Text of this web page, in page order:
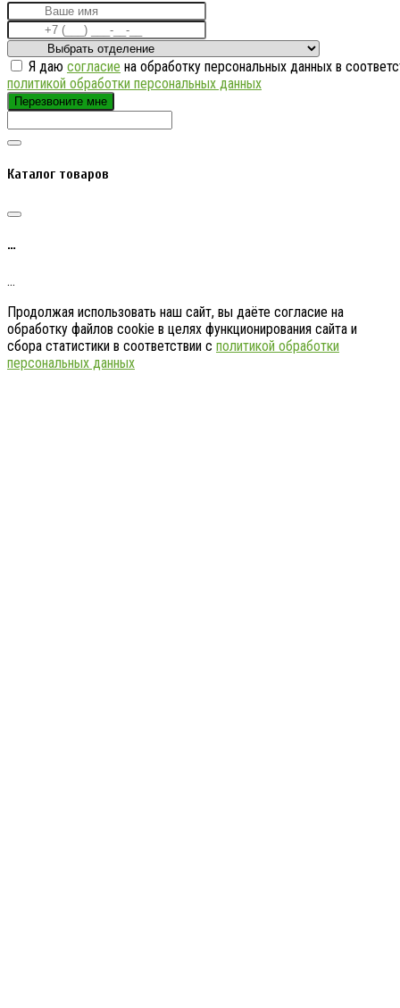
Я даю согласие на обработку персональных данных в
политикой обработки персональных данных
Перезвоните мне
Каталог товаров
…
…
Продолжая использовать наш сайт, вы даёте согласие на
обработку файлов cookie в целях функционирования сайта и
сбора статистики в соответствии с политикой обработки
персональных данных